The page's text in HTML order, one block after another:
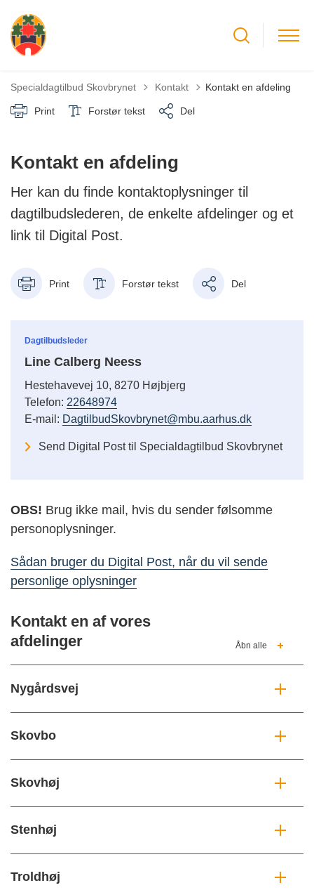
Specialdagtilbud Skovbrynet Tilbage til
Kontakt Kontakt en afdeling
Print Forstør tekst Del
Kontakt en afdeling
Her kan du finde kontaktoplysninger til
dagtilbudslederen, de enkelte afdelinger og et
link til Digital Post.
Print Forstør tekst Del
Dagtilbudsleder
Line Calberg Neess
Hestehavevej 10, 8270 Højbjerg
Telefon: 22648974
E-mail: DagtilbudSkovbrynet@mbu.aarhus.dk
Send Digital Post til Specialdagtilbud Skovbrynet
OBS! Brug ikke mail, hvis du sender følsomme
personoplysninger.
Sådan bruger du Digital Post, når du vil sende
personlige oplysninger
Kontakt en af vores
afdelinger
Åbn alle
Nygårdsvej
Skovbo
Skovhøj
Stenhøj
Troldhøj